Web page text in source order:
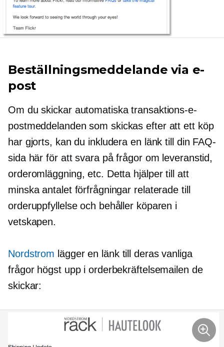
Beställningsmeddelande via e-
post
Om du skickar automatiska transaktions-e-
postmeddelanden som skickas efter att ett köp
har gjorts, kan du inkludera en länk till din FAQ-
sida här för att svara på frågor om leveranstid,
orderomläggning, etc. Detta hjälper till att
minska antalet förfrågningar relaterade till
orderuppfyllelse och behåller köparen i
vetskapen.
Nordstrom lägger en länk till deras vanliga
frågor högst upp i orderbekräftelsemailen de
skickar: